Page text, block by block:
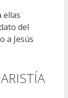
ellas
del
a Jesús